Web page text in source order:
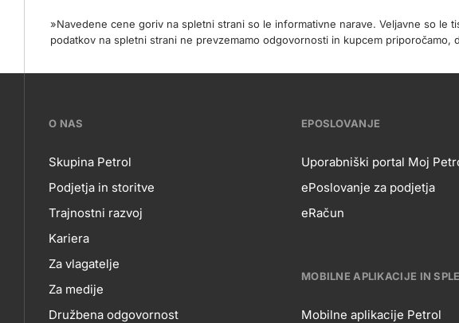
»Navedene cene goriv na spletni strani so le informativne narave. Veljavne so le
podatkov na spletni strani ne prevzemamo odgovornosti in kupcem
???
petrol-
skupno.footer-
title???
O NAS
O
NAS
Skupina Petrol
Podjetja in storitve
Trajnostni razvoj
Kariera
Za vlagatelje
Za medije
Družbena odgovornost
EPOSLOVANJE
Uporabniški portal Moj
ePoslovanje za podjetja
eRačun
MOBILNE APLIKACIJE IN
Mobilne aplikacije Petrol